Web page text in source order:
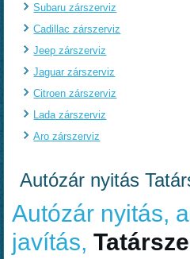
Subaru zárszerviz
Cadillac zárszerviz
Jeep zárszerviz
Jaguar zárszerviz
Citroen zárszerviz
Lada zárszerviz
Aro zárszerviz
Autózár nyitás
Autózár nyitás,
javítás,